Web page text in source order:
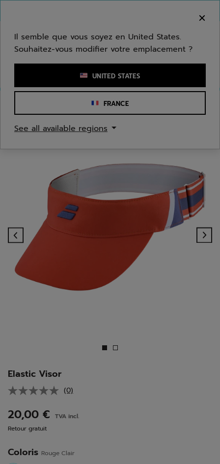
Saisir un mot clé ou un numéro d'article
Previous
Elastic Visor
Aucune
notation.
même
page.
(0)
20,00 €
TVA incl.
Retour gratuit
Coloris Rouge Clair
Il semble que vous soyez en United States.
Souhaitez-vous modifier votre emplacement ?
UNITED STATES
FRANCE
See all available regions